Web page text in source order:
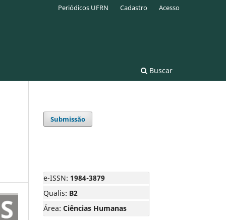
Buscar
Periódicos UFRN Cadastro Acesso
Submissão
e-ISSN: 1984-3879
Qualis: B2
Área: Ciências Humanas